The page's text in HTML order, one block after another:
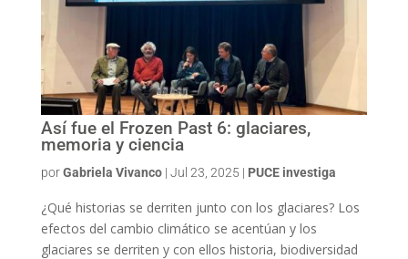
Así fue el Frozen Past 6: glaciares,
memoria y ciencia
porGabriela Vivanco| Jul 23, 2025 | PUCE investiga
¿Qué historias se derriten junto con los glaciares? Los
efectos del cambio climático se acentúan y los
glaciares se derriten y con ellos historia, biodiversidad